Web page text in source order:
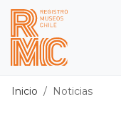
Contenido principal
Inicio Noticias